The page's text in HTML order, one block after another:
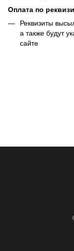
Оплата по
Реквизиты
а также будут
сайте